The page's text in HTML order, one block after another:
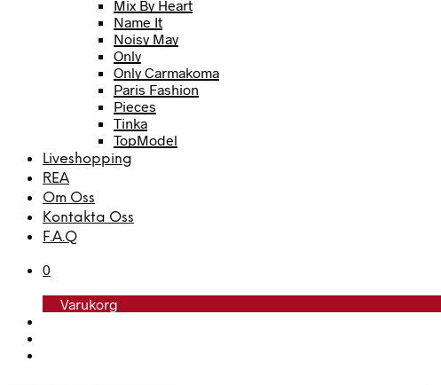
Mix By Heart
Name It
Noisy May
Only
Only Carmakoma
Paris Fashion
Pieces
Tinka
TopModel
Trofé
Vero Moda Girl
Liveshopping
REA
Om Oss
Kontakta Oss
F.A.Q
0
Varukorg